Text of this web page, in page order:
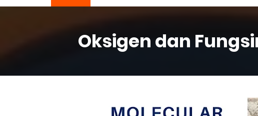
Oksigen dan